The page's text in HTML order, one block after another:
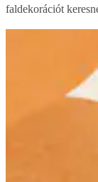
faldekorációt